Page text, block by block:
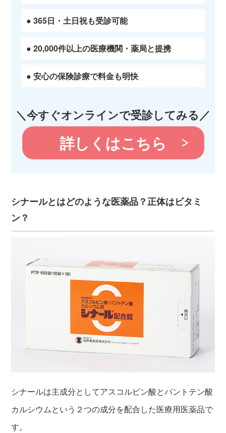
● 365日・土日祝も受診可能
● 20,000件以上の医療機関・薬局と提携
● 安心の保険診療で料金も明快
＼今すぐオンラインで受診してみる／
詳しくはこちら
シナールとはどのような医薬品？正体はビタミ
ン？
シナールは主成分としてアスコルビン酸とパントテン酸
カルシウムという２つの成分を配合した医療用医薬品で
す。